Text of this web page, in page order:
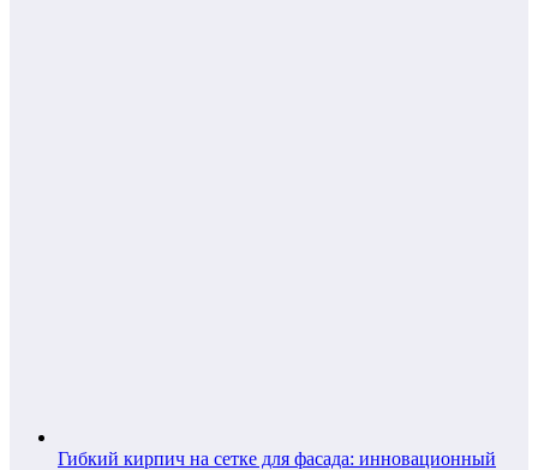
Гибкий кирпич на сетке для фасада: инновационный